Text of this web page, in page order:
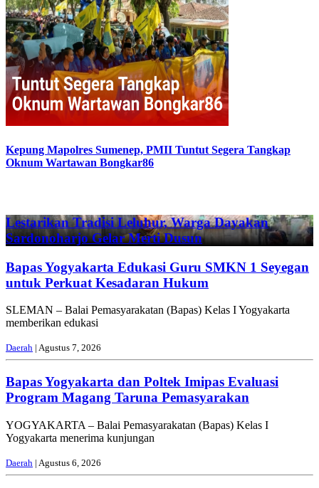
Kepung Mapolres Sumenep, PMII Tuntut Segera Tangkap
Oknum Wartawan Bongkar86
Lestarikan Tradisi Leluhur, Warga Dayakan
Sardonoharjo Gelar Merti Dusun
Bapas Yogyakarta Edukasi Guru SMKN 1 Seyegan
untuk Perkuat Kesadaran Hukum
SLEMAN – Balai Pemasyarakatan (Bapas) Kelas I Yogyakarta
memberikan edukasi
Daerah | Agustus 7, 2026
Bapas Yogyakarta dan Poltek Imipas Evaluasi
Program Magang Taruna Pemasyarakan
YOGYAKARTA – Balai Pemasyarakatan (Bapas) Kelas I
Yogyakarta menerima kunjungan
Daerah | Agustus 6, 2026